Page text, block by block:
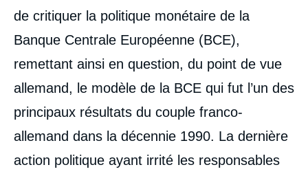
de critiquer la politique monétaire de la
Banque Centrale Européenne (BCE),
remettant ainsi en question, du point de vue
allemand, le modèle de la BCE qui fut l’un des
principaux résultats du couple franco-
allemand dans la décennie 1990. La dernière
action politique ayant irrité les responsables